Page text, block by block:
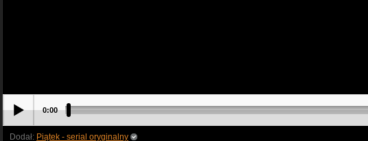
0:00
Dodał: Piątek - serial oryginalny